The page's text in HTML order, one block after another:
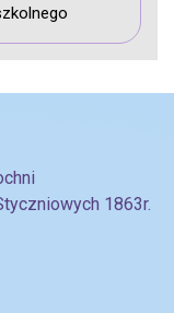
1863r.